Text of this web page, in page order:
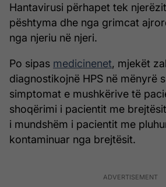
Hantavirusi përhapet tek
pështyma dhe nga grimcat
nga njeriu në njeri.
Po sipas medicinenet, mjekët
diagnostikojnë HPS në mënyrë
simptomat e mushkërive të
shoqërimi i pacientit me
i mundshëm i pacientit me
kontaminuar nga brejtësit.